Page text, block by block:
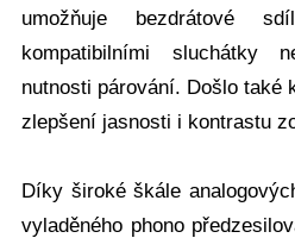
umožňuje bezdrátové
kompatibilními sluchátky
nutnosti párování. Došlo také
zlepšení jasnosti i kontrastu
Díky široké škále
vyladěného phono